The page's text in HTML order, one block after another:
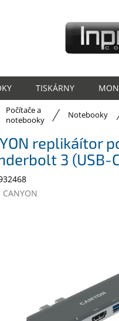
TISKÁRNY
Počítače a
notebooky
Notebooky
replikáítor
3 (USB-
CANYON